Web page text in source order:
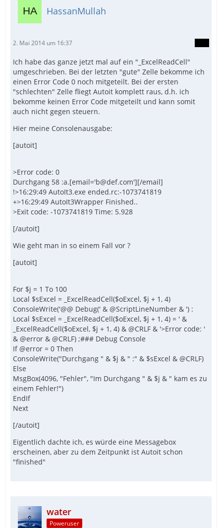
HassanMullah
2. Mai 2014 um 16:37
Ich habe das ganze jetzt mal auf ein "_ExcelReadCell"
umgeschrieben. Bei der letzten "gute" Zelle bekomme ich
einen Error Code 0 noch mitgeteilt. Bei der ersten
"schlechten" Zelle fliegt Autoit komplett raus, d.h. ich
bekomme keinen Error Code mitgeteilt und kann somit
auch nicht gegen steuern.
Hier meine Consolenausgabe:
[autoit]
>Error code: 0
Durchgang 58 :a.[email='b@def.com'][/email]
!>16:29:49 AutoIt3.exe ended.rc:-1073741819
+>16:29:49 AutoIt3Wrapper Finished..
>Exit code: -1073741819 Time: 5.928
[/autoit]
Wie geht man in so einem Fall vor ?
[autoit]
For $j = 1 To 100
Local $sExcel = _ExcelReadCell($oExcel, $j + 1, 4)
ConsoleWrite('@@ Debug(' & @ScriptLineNumber & ') :
Local $sExcel = _ExcelReadCell($oExcel, $j + 1, 4) = ' &
_ExcelReadCell($oExcel, $j + 1, 4) & @CRLF & '>Error code: '
& @error & @CRLF) ;### Debug Console
If @error = 0 Then
ConsoleWrite("Durchgang " & $j & " :" & $sExcel & @CRLF)
Else
MsgBox(4096, "Fehler", "Im Durchgang " & $j & " kam es zu
einem Fehler!")
EndIf
Next
[/autoit]
Eigentlich dachte ich, es würde eine Messagebox
erscheinen, aber zu dem Zeitpunkt ist Autoit schon
"finished"
water
Poweruser